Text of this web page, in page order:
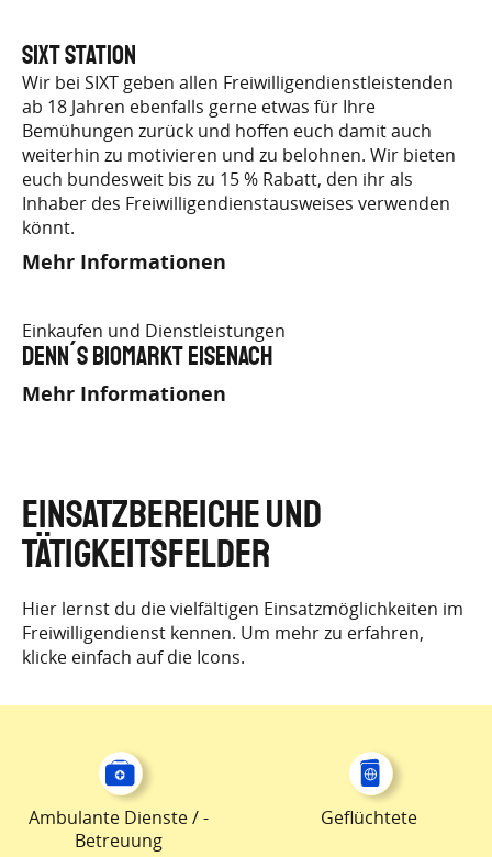
SIXT Station
Wir bei SIXT geben allen Freiwilligendienstleistenden
ab 18 Jahren ebenfalls gerne etwas für Ihre
Bemühungen zurück und hoffen euch damit auch
weiterhin zu motivieren und zu belohnen. Wir bieten
euch bundesweit bis zu 15 % Rabatt, den ihr als
Inhaber des Freiwilligendienstausweises verwenden
könnt.
Mehr Informationen
Einkaufen und Dienstleistungen
Denn´s BioMarkt Eisenach
Mehr Informationen
EINSATZBEREICHE UND
TÄTIGKEITSFELDER
Hier lernst du die vielfältigen Einsatzmöglichkeiten im
Freiwilligendienst kennen. Um mehr zu erfahren,
klicke einfach auf die Icons.
Ambulante Dienste / -
Betreuung
Geflüchtete